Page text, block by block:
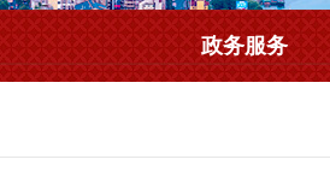
政务服务